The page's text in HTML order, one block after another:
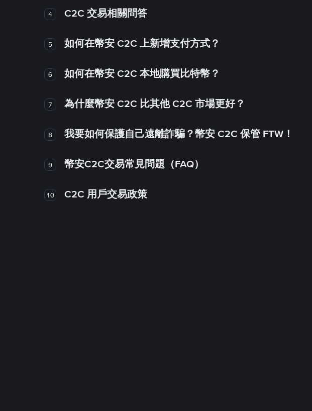
4 C2C 交易相關問答
5 如何在幣安 C2C 上新增支付方式？
6 如何在幣安 C2C 本地購買比特幣？
7 為什麼幣安 C2C 比其他 C2C 市場更好？
8 我要如何保護自己遠離詐騙？幣安 C2C 保管 FTW！
9 幣安C2C交易常見問題（FAQ）
10 C2C 用戶交易政策